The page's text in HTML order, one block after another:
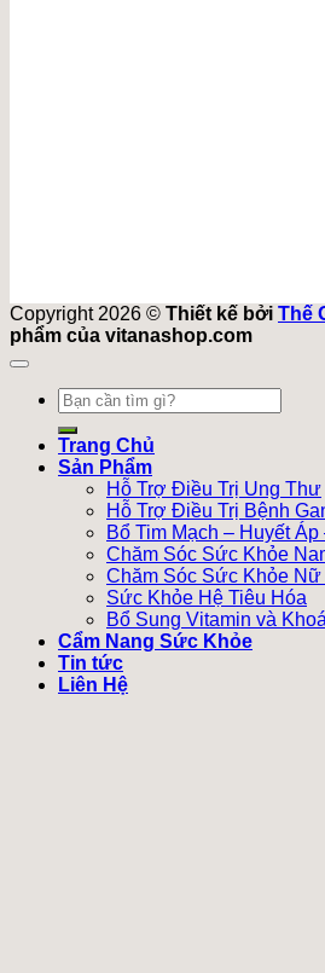
Copyright 2026 © Thiết kế bởi Thế
phẩm của vitanashop.com
Tìm
kiếm:
Trang Chủ
Sản Phẩm
Hỗ Trợ Điều Trị Ung Thư
Hỗ Trợ Điều Trị Bệnh
Bổ Tim Mạch – Huyết Áp
Chăm Sóc Sức Khỏe
Chăm Sóc Sức Khỏe
Sức Khỏe Hệ Tiêu Hóa
Bổ Sung Vitamin và
Cẩm Nang Sức Khỏe
Tin tức
Liên Hệ